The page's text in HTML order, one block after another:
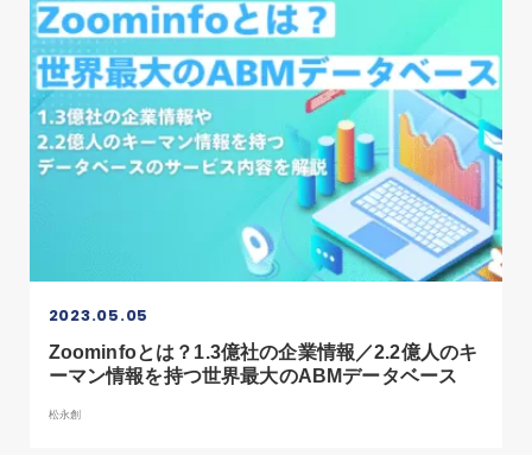
2023.05.05
Zoominfoとは？1.3億社の企業情報／2.2億人のキ
ーマン情報を持つ世界最大のABMデータベース
松永創